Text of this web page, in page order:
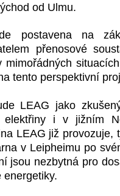
od Ulmu.
postavena na
přenosové
tento perspektivní
LEAG jako
elektřiny i v jižním
LEAG již provozuje,
v Leipheimu po
jsou nezbytná pro
energetiky.